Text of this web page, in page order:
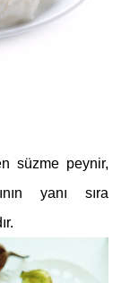
süzme peynir,
yanı sıra